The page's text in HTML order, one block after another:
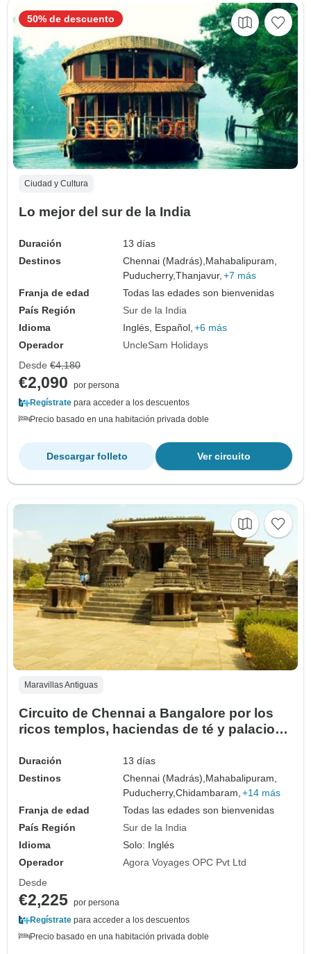
Ciudad y Cultura
Lo mejor del sur de la India
Duración
13 días
Destinos
Chennai (Madrás), Mahabalipuram,
Puducherry,Thanjavur, +7 más
Franja de edad
Todas las edades son bienvenidas
País Región
Sur de la India
Idioma
Inglés, Español, +6 más
Operador
UncleSam Holidays
50% de descuento
Desde €4,180
€2,090
por persona
Regístrate para acceder a los descuentos
Precio basado en una habitación privada doble
Ver circuito
Descargar folleto
Maravillas Antiguas
Circuito de Chennai a Bangalore por los
ricos templos, haciendas de té y palacios
Duración
13 días
Destinos
Chennai (Madrás),Mahabalipuram,
Puducherry,Chidambaram, +14 más
Franja de edad
Todas las edades son bienvenidas
País Región
Sur de la India
Idioma
Solo: Inglés
Operador
Agora Voyages OPC Pvt Ltd
Desde
€2,225 por persona
Regístrate para acceder a los descuentos
Precio basado en una habitación privada doble